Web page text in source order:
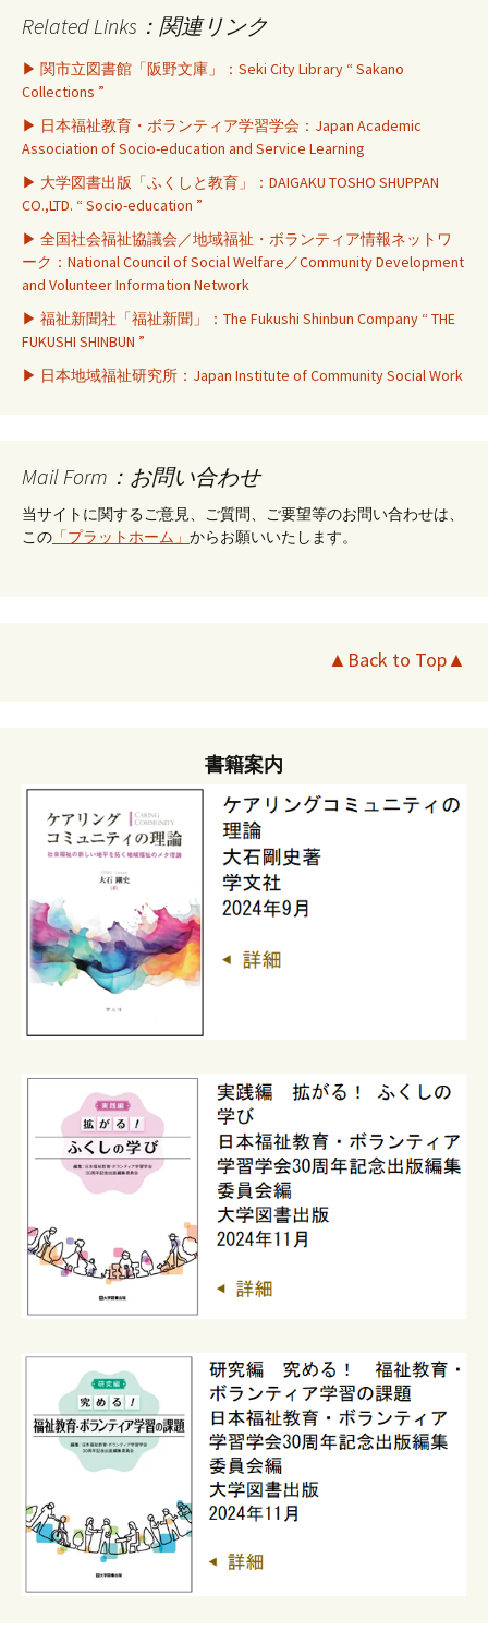
Related Links：関連リンク
▶ 関市立図書館「阪野文庫」：Seki City Library “ Sakano
Collections ”
▶ 日本福祉教育・ボランティア学習学会：Japan Academic
Association of Socio-education and Service Learning
▶ 大学図書出版「ふくしと教育」：DAIGAKU TOSHO SHUPPAN
CO.,LTD. “ Socio-education ”
▶ 全国社会福祉協議会／地域福祉・ボランティア情報ネットワ
ーク：National Council of Social Welfare／Community Development
and Volunteer Information Network
▶ 福祉新聞社「福祉新聞」：The Fukushi Shinbun Company “ THE
FUKUSHI SHINBUN ”
▶ 日本地域福祉研究所：Japan Institute of Community Social Work
Mail Form：お問い合わせ
当サイトに関するご意見、ご質問、ご要望等のお問い合わせは、
この 「プラットホーム」 からお願いいたします。
▲Back to Top▲
書籍案内